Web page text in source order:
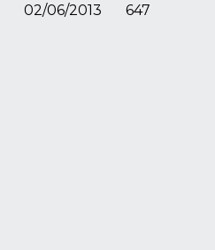
02/06/2013 647